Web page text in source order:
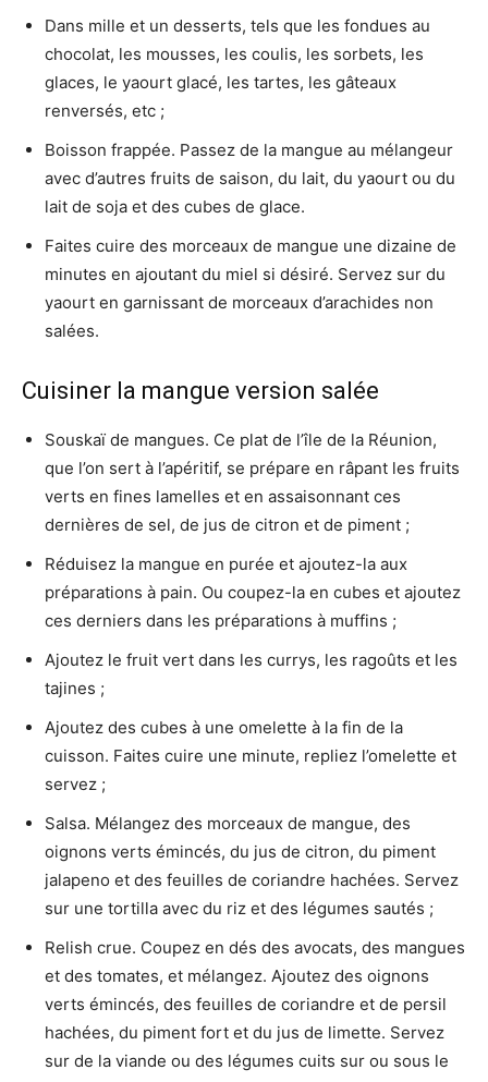
Dans mille et un desserts, tels que les fondues au
chocolat, les mousses, les coulis, les sorbets, les
glaces, le yaourt glacé, les tartes, les gâteaux
renversés, etc ;
Boisson frappée. Passez de la mangue au mélangeur
avec d’autres fruits de saison, du lait, du yaourt ou du
lait de soja et des cubes de glace.
Faites cuire des morceaux de mangue une dizaine de
minutes en ajoutant du miel si désiré. Servez sur du
yaourt en garnissant de morceaux d’arachides non
salées.
Cuisiner la mangue version salée
Souskaï de mangues. Ce plat de l’île de la Réunion,
que l’on sert à l’apéritif, se prépare en râpant les fruits
verts en fines lamelles et en assaisonnant ces
dernières de sel, de jus de citron et de piment ;
Réduisez la mangue en purée et ajoutez-la aux
préparations à pain. Ou coupez-la en cubes et ajoutez
ces derniers dans les préparations à muffins ;
Ajoutez le fruit vert dans les currys, les ragoûts et les
tajines ;
Ajoutez des cubes à une omelette à la fin de la
cuisson. Faites cuire une minute, repliez l’omelette et
servez ;
Salsa. Mélangez des morceaux de mangue, des
oignons verts émincés, du jus de citron, du piment
jalapeno et des feuilles de coriandre hachées. Servez
sur une tortilla avec du riz et des légumes sautés ;
Relish crue. Coupez en dés des avocats, des mangues
et des tomates, et mélangez. Ajoutez des oignons
verts émincés, des feuilles de coriandre et de persil
hachées, du piment fort et du jus de limette. Servez
sur de la viande ou des légumes cuits sur ou sous le